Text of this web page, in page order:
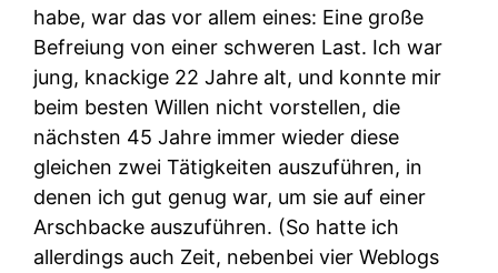
habe, war das vor allem eines: Eine große
Befreiung von einer schweren Last. Ich war
jung, knackige 22 Jahre alt, und konnte mir
beim besten Willen nicht vorstellen, die
nächsten 45 Jahre immer wieder diese
gleichen zwei Tätigkeiten auszuführen, in
denen ich gut genug war, um sie auf einer
Arschbacke auszuführen. (So hatte ich
allerdings auch Zeit, nebenbei vier Weblogs